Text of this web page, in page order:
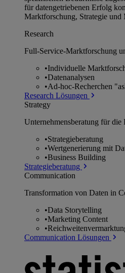
für datengetriebenen Erfolg
Marktforschung, Strategie
Research
Full-Service-Marktforschung
•Individuelle
•Datenanalysen
•Ad-hoc-Recherchen
Research Lösungen
Strategy
Unternehmens­beratung für
•Strategieberatung
•Wertgenerierung mit
•Business Building
Strategieberatung
Communication
Transformation von Daten in
•Data Storytelling
•Marketing Content
•
Communication Lösungen